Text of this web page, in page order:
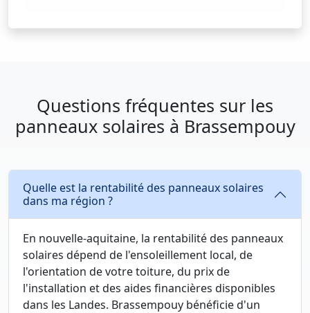
Questions fréquentes sur les
panneaux solaires à Brassempouy
Quelle est la rentabilité des panneaux solaires
dans ma région ?
En nouvelle-aquitaine, la rentabilité des panneaux
solaires dépend de l'ensoleillement local, de
l'orientation de votre toiture, du prix de
l'installation et des aides financières disponibles
dans les Landes. Brassempouy bénéficie d'un